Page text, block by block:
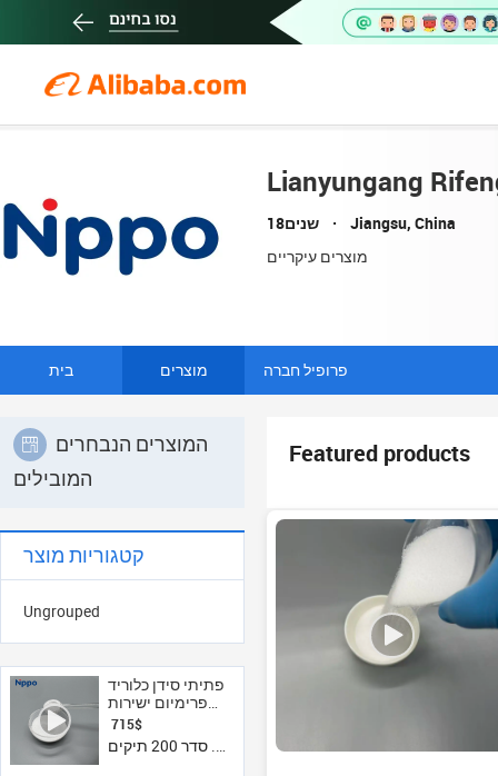
Lianyungang
18שנים Jiangsu, China
מוצרים עיקריים
בית מוצרים פרופיל חברה
המוצרים הנבחרים
המובילים
קטגוריות מוצר
Ungrouped
פתיתי סידן כלוריד
פרימיום ישירות
מהמפעל, דרגת
מזון ודרגת תרופות,
CaCl2 דיהידרט,
‏715 ‏$
Featured products